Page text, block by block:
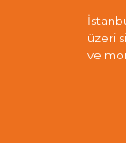
üzeri
ve